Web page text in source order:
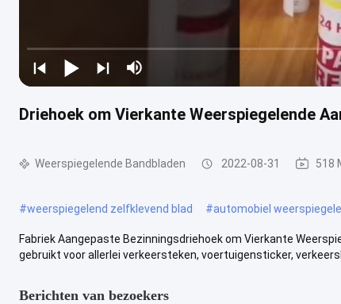
Driehoek om Vierkante Weerspiegelende
Weerspiegelende Bandbladen 2022-08-31 518
#weerspiegelend zelfklevend blad #automobiel
Fabriek Aangepaste Bezinningsdriehoek om Vierkante
gebruikt voor allerlei verkeersteken, voertuigensticker,
Berichten van bezoekers